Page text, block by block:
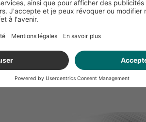
et répond aux exigences élevées
décembre 2025.